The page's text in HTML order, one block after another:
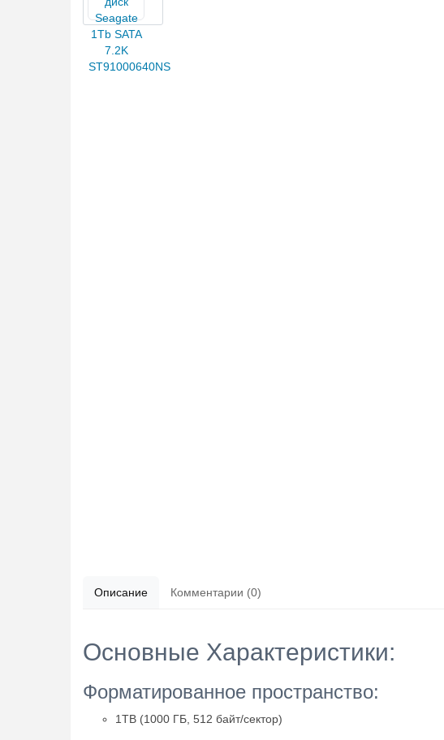
Описание Комментарии (0)
Основные Характеристики:
Форматированное пространство:
1TB (1000 ГБ, 512 байт/сектор)